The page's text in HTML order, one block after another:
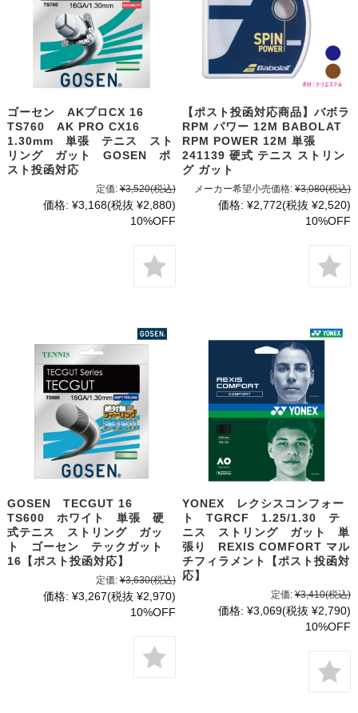
ゴーセン AKプロCX 16
TS760 AK PRO CX16
1.30mm 単張 テニス スト
リング ガット GOSEN ポ
スト投函対応
定価: ¥3,520(税込)
価格: ¥3,168(税抜 ¥2,880)
10%OFF
【ポスト投函対応商品】バボラ
RPM パワー 12M BABOLAT
RPM POWER 12M 単張
241139 硬式 テニス ストリン
グ ガット
メーカー希望小売価格: ¥3,080(税込)
価格: ¥2,772(税抜 ¥2,520)
10%OFF
GOSEN TECGUT 16
TS600 ホワイト 単張 硬
式テニス ストリング ガッ
ト ゴーセン テックガット
16【ポスト投函対応】
定価: ¥3,630(税込)
価格: ¥3,267(税抜 ¥2,970)
10%OFF
YONEX レクシスコンフォー
ト TGRCF 1.25/1.30 テ
ニス ストリング ガット 単
張り REXIS COMFORT マル
チフィラメント【ポスト投函対
応】
定価: ¥3,410(税込)
価格: ¥3,069(税抜 ¥2,790)
10%OFF